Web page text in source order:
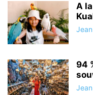
A
94